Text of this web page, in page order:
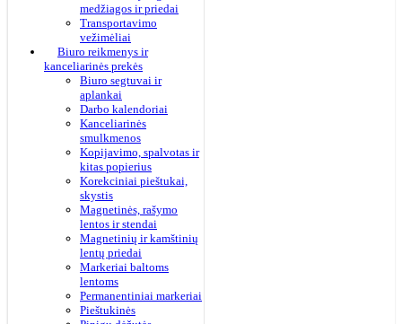
medžiagos ir priedai
Transportavimo
vežimėliai
Biuro reikmenys ir
kanceliarinės prekės
Biuro segtuvai ir
aplankai
Darbo kalendoriai
Kanceliarinės
smulkmenos
Kopijavimo, spalvotas ir
kitas popierius
Korekciniai pieštukai,
skystis
Magnetinės, rašymo
lentos ir stendai
Magnetinių ir kamštinių
lentų priedai
Markeriai baltoms
lentoms
Permanentiniai markeriai
Pieštukinės